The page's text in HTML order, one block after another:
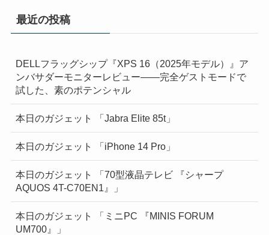
最近の投稿
DELLフラッグシップ『XPS 16（2025年モデル）』ア
ンバサダーモニターレビュー——完全ゲストモードで
試した、素のポテンシャル
本日のガジェット 「Jabra Elite 85t」
本日のガジェット 「iPhone 14 Pro」
本日のガジェット 「70型液晶テレビ 『シャープ
AQUOS 4T-C70EN1』」
本日のガジェット 「ミニPC 『MINIS FORUM
UM700』」